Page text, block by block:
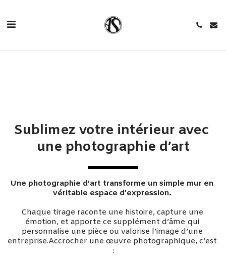
Sublimez votre intérieur avec
une photographie d’art
Une photographie d’art transforme un simple mur en
véritable espace d’expression.
Chaque tirage raconte une histoire, capture une
émotion, et apporte ce supplément d’âme qui
personnalise une pièce ou valorise l’image d’une
entreprise.Accrocher une œuvre photographique, c’est
: